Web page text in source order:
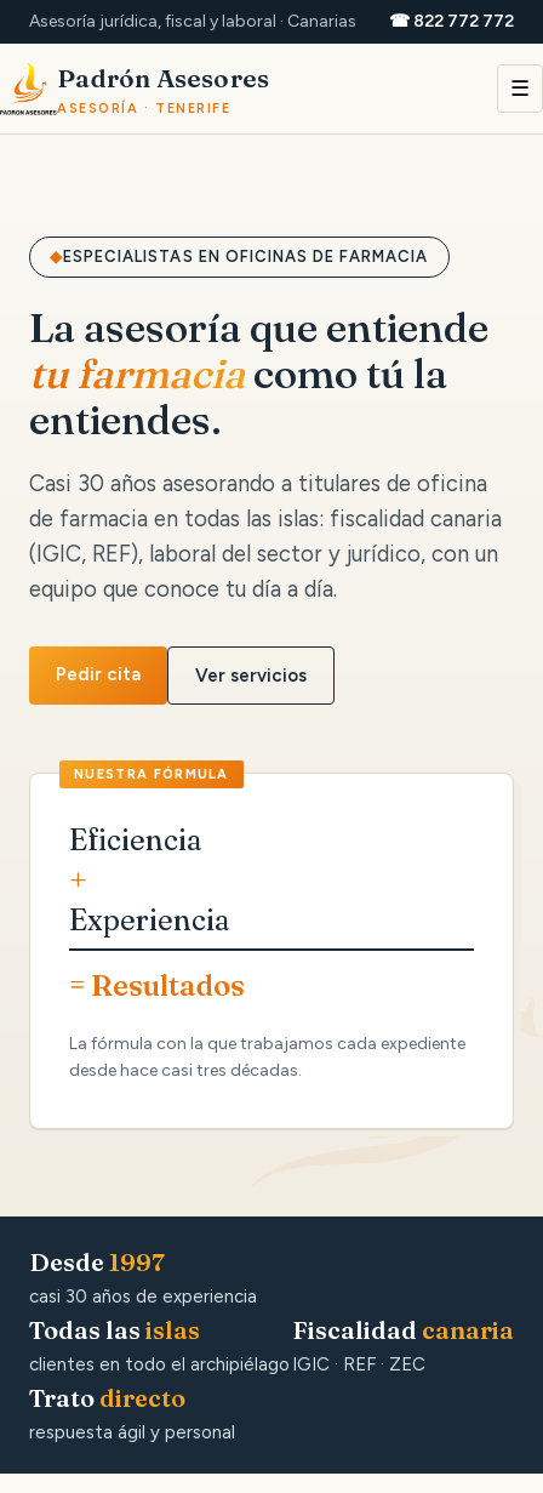
Asesoría jurídica, fiscal y laboral · Canarias ☎ 822 772 772
Padrón Asesores
ASESORÍA · TENERIFE
☰
ESPECIALISTAS EN OFICINAS DE FARMACIA
La asesoría que entiende
tu farmaciacomo tú la
entiendes.
Casi 30 años asesorando a titulares de oficina
de farmacia en todas las islas: fiscalidad canaria
(IGIC, REF), laboral del sector y jurídico, con un
equipo que conoce tu día a día.
Pedir cita Ver servicios
Eficiencia
+
Experiencia
= Resultados
La fórmula con la que trabajamos cada expediente
desde hace casi tres décadas.
Desde 1997
casi 30 años de experiencia
Todas las islas
clientes en todo el archipiélago
Fiscalidad canaria
IGIC · REF · ZEC
Trato directo
respuesta ágil y personal